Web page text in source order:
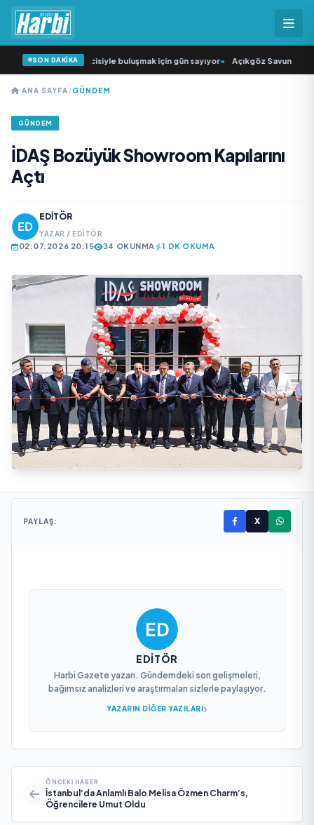
SON DAKİKA
Şarkıcısı” seyircisiyle buluşmak için gün sayıyor• Açıkgöz Savunma
ANA SAYFA/GÜNDEM
GÜNDEM
İDAŞ Bozüyük Showroom Kapılarını
Açtı
EDITÖR
YAZAR / EDITÖR
02.07.2026 20:15 34 OKUNMA 1 DK OKUMA
PAYLAŞ: X
EDITÖR
Harbi Gazete yazarı. Gündemdeki son gelişmeleri,
bağımsız analizleri ve araştırmaları sizlerle paylaşıyor.
YAZARIN DIĞER YAZILARI
ÖNCEKI HABER
İstanbul’da Anlamlı Balo Melisa Özmen Charm’s,
Öğrencilere Umut Oldu